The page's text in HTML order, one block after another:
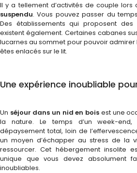
Il y a tellement d’activités de couple lors
suspendu. Vous pouvez passer du
Des établissements qui proposent
existent également. Certaines cabanes
lucarnes au sommet pour pouvoir admirer
êtes enlacés sur le lit.
Une expérience inoubliable
Un séjour dans un nid en bois est une
la nature. Le temps d’un week-
dépaysement total, loin de
un moyen d’échapper au stress de la
ressourcer. Cet hébergement insolite
unique que vous devez absolument
inoubliables.